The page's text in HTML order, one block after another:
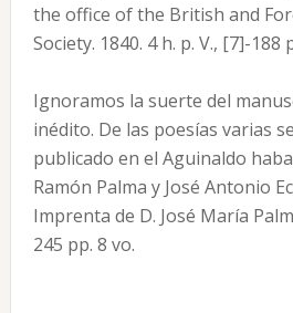
the office of the British and
Society. 1840. 4 h. p. V., [7]-188
Ignoramos la suerte del
inédito. De las poesías varias
publicado en el Aguinaldo
Ramón Palma y José Antonio
Imprenta de D. José María
245 pp. 8 vo.